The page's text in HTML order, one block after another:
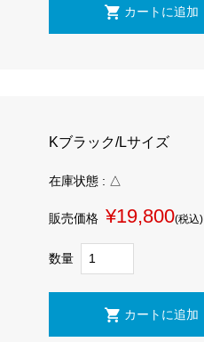
Kブラック/Lサイズ
在庫状態 : △
販売価格 ¥19,800(税込)
数量